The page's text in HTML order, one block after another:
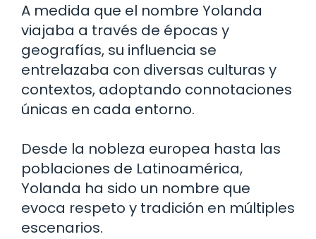
A medida que el nombre Yolanda
viajaba a través de épocas y
geografías, su influencia se
entrelazaba con diversas culturas y
contextos, adoptando connotaciones
únicas en cada entorno.
Desde la nobleza europea hasta las
poblaciones de Latinoamérica,
Yolanda ha sido un nombre que
evoca respeto y tradición en múltiples
escenarios.